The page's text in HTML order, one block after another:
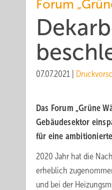
Forum
07.07.2021
Das Forum „Grüne
Gebäudesektor
für eine
2020 Jahr hat die
erheblich
und bei der